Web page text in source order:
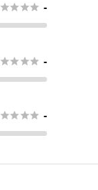
 -
 -
 -